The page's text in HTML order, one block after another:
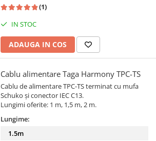
(1)
IN STOC
ADAUGA IN COS
Cablu alimentare Taga Harmony TPC-TS
Cablu de alimentare TPC-TS terminat cu mufa
Schuko și conector IEC C13.
Lungimi oferite: 1 m, 1,5 m, 2 m.
Lungime:
1.5m